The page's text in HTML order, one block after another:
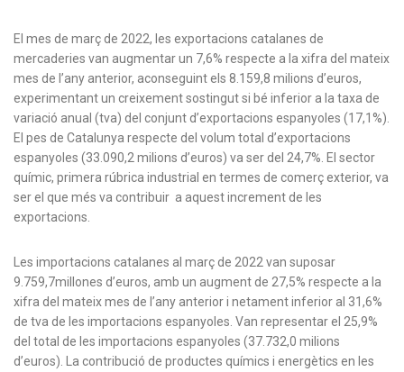
El mes de març de 2022, les exportacions catalanes de
mercaderies van augmentar un 7,6% respecte a la xifra del mateix
mes de l’any anterior, aconseguint els 8.159,8 milions d’euros,
experimentant un creixement sostingut si bé inferior a la taxa de
variació anual (tva) del conjunt d’exportacions espanyoles (17,1%).
El pes de Catalunya respecte del volum total d’exportacions
espanyoles (33.090,2 milions d’euros) va ser del 24,7%. El sector
químic, primera rúbrica industrial en termes de comerç exterior, va
ser el que més va contribuir a aquest increment de les
exportacions.
Les importacions catalanes al març de 2022 van suposar
9.759,7millones d’euros, amb un augment de 27,5% respecte a la
xifra del mateix mes de l’any anterior i netament inferior al 31,6%
de tva de les importacions espanyoles. Van representar el 25,9%
del total de les importacions espanyoles (37.732,0 milions
d’euros). La contribució de productes químics i energètics en les